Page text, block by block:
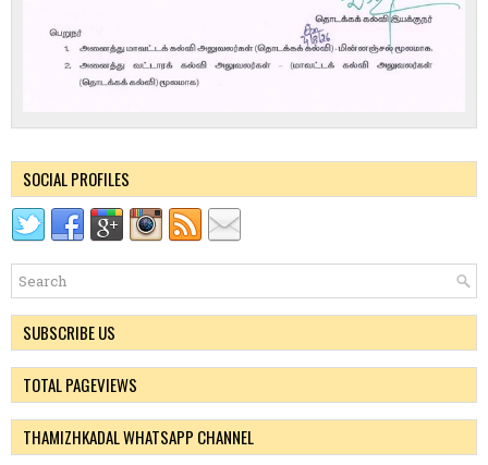
SOCIAL PROFILES
SUBSCRIBE US
TOTAL PAGEVIEWS
THAMIZHKADAL WHATSAPP CHANNEL